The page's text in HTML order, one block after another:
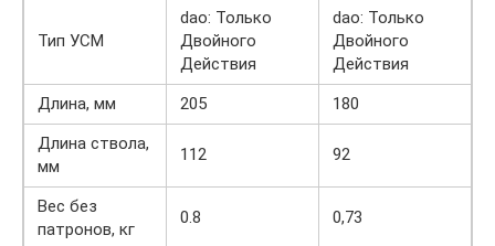
Тип УСМ
dao: Только
Двойного
Действия
dao: Только
Двойного
Действия
Длина, мм
205
180
Длина ствола,
мм
112 92
Вес без
патронов, кг
0.8 0,73